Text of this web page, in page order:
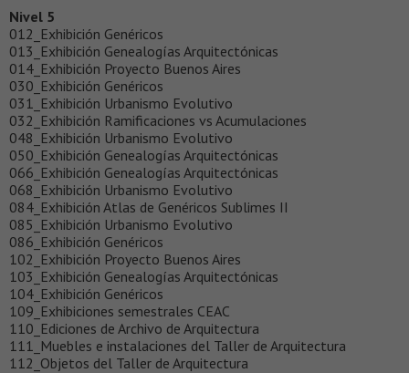
Nivel 5
012_Exhibición Genéricos
013_Exhibición Genealogías Arquitectónicas
014_Exhibición Proyecto Buenos Aires
030_Exhibición Genéricos
031_Exhibición Urbanismo Evolutivo
032_Exhibición Ramificaciones vs Acumulaciones
048_Exhibición Urbanismo Evolutivo
050_Exhibición Genealogías Arquitectónicas
066_Exhibición Genealogías Arquitectónicas
068_Exhibición Urbanismo Evolutivo
084_Exhibición Atlas de Genéricos Sublimes II
085_Exhibición Urbanismo Evolutivo
086_Exhibición Genéricos
102_Exhibición Proyecto Buenos Aires
103_Exhibición Genealogías Arquitectónicas
104_Exhibición Genéricos
109_Exhibiciones semestrales CEAC
110_Ediciones de Archivo de Arquitectura
111_Muebles e instalaciones del Taller de Arquitectura
112_Objetos del Taller de Arquitectura